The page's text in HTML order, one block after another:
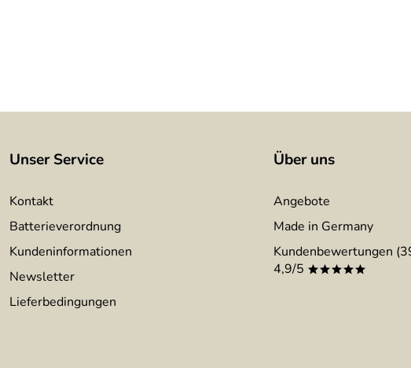
Unser Service
Kontakt
Batterieverordnung
Kundeninformationen
Newsletter
Lieferbedingungen
Über uns
Angebote
Made in Germany
Kundenbewertungen
4,9/5 *****